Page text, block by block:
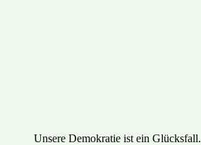
Unsere Demokratie ist ein Glücksfall.